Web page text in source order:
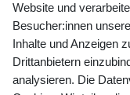
Preisangaben inkl.
Versandkosten
Website und
Besucher:innen
Inhalte und Anzeigen
Drittanbietern
analysieren. Die